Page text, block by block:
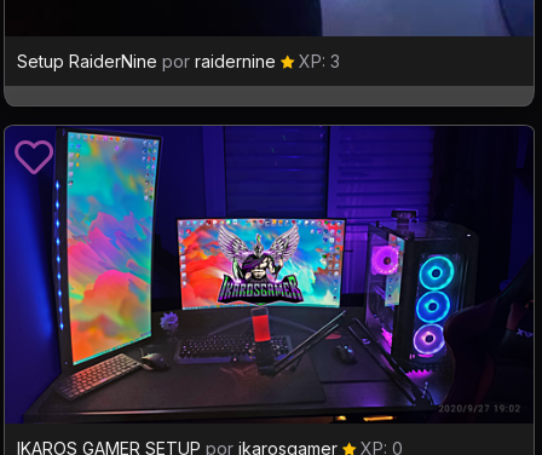
Setup RaiderNine por raidernine XP: 3
IKAROS GAMER SETUP por ikarosgamer XP: 0